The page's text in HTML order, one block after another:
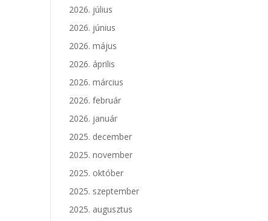
2026. július
2026. június
2026. május
2026. április
2026. március
2026. február
2026. január
2025. december
2025. november
2025. október
2025. szeptember
2025. augusztus